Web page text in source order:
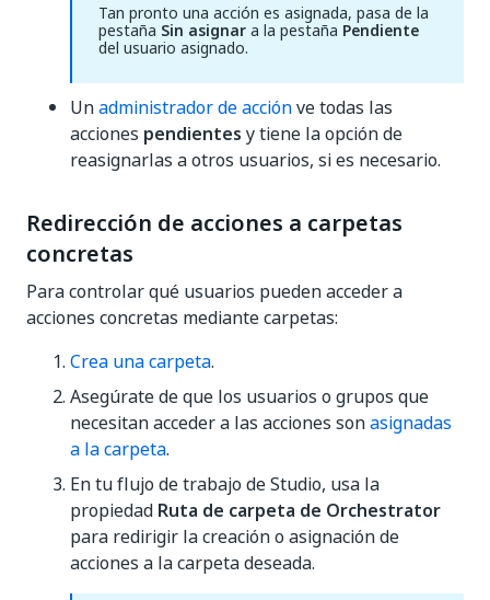
Tan pronto una acción es asignada, pasa de la
pestaña Sin asignara la pestaña Pendiente
del usuario asignado.
Unadministrador de acciónve todas las
acciones pendientes y tiene la opción de
reasignarlas a otros usuarios, si es necesario.
Redirección de acciones a carpetas
concretas
Para controlar qué usuarios pueden acceder a
acciones concretas mediante carpetas:
Crea una carpeta.
Asegúrate de que los usuarios o grupos que
necesitan acceder a las acciones sonasignadas
a la carpeta.
En tu flujo de trabajo de Studio, usa la
propiedad Ruta de carpeta de Orchestrator
para redirigir la creación o asignación de
acciones a la carpeta deseada.